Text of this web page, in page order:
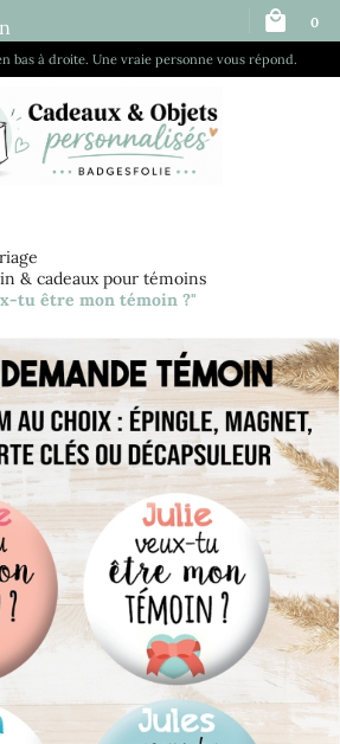
bas à droite. Une vraie personne vous répond.
0
& cadeaux pour témoins
tu être mon témoin ?"